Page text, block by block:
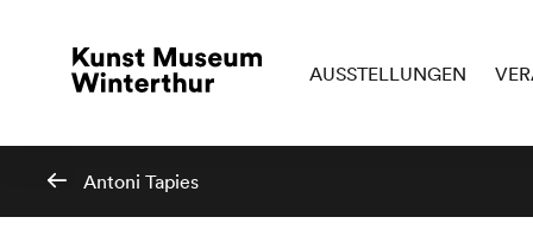
AUSSTELLUNGEN
Antoni Tapies